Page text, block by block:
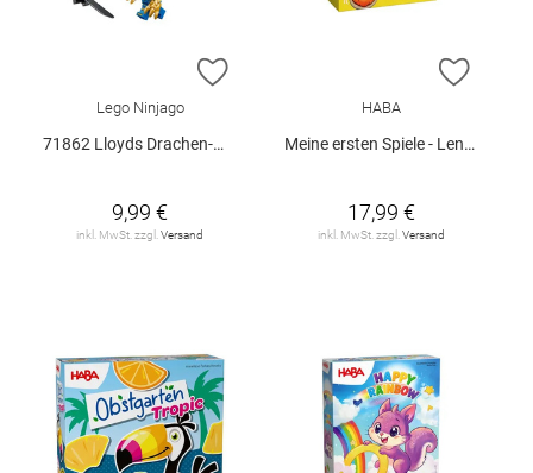
ZUR WUNSCHLISTE HINZUFÜGEN
Lego Ninjago
71862 Lloyds Drachen-Mech Battle Set V29
9,99 €
inkl. MwSt. zzgl.Versand
ZUR
HABA
Meine ersten Spiele - Lennys Traktor
17,99 €
inkl. MwSt. zzgl.Versand